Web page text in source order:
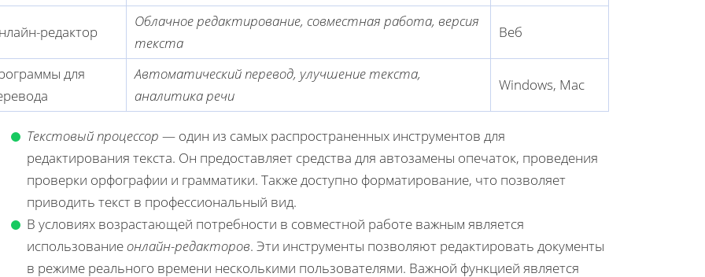
редактор
Облачное редактирование, совместная работа, версия
текста
Веб
для
Автоматический перевод, улучшение текста,
аналитика речи
Windows, Mac
Текстовый процессор — один из самых распространенных инструментов для
редактирования текста. Он предоставляет средства для автозамены опечаток, проведения
проверки орфографии и грамматики. Также доступно форматирование, что позволяет
приводить текст в профессиональный вид.
В условиях возрастающей потребности в совместной работе важным является
использованиеонлайн-редакторов. Эти инструменты позволяют редактировать документы
в режиме реального времени несколькими пользователями. Важной функцией является